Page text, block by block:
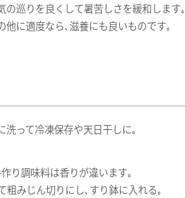
巡りを良くして暑苦しさを緩和します｡
に適度なら､滋養にも良いものです｡
って冷凍保存や天日干しに｡
り調味料は香りが違います｡
みじん切りにし､すり鉢に入れる｡